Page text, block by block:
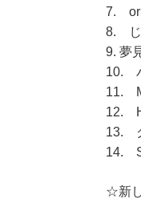
7.
8. じ
9. 夢
10.
11.
12.
13.
14.
☆新